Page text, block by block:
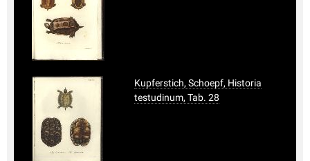
Kupferstich, Schoepf, Historia
testudinum, Tab. 28